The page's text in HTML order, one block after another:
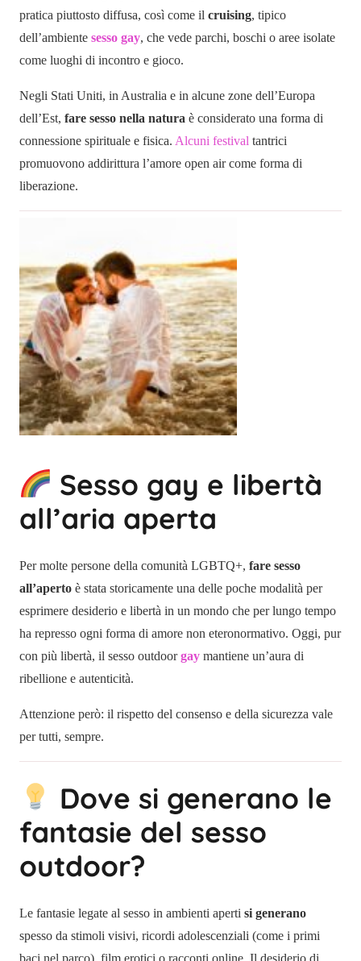
pratica piuttosto diffusa, così come il cruising, tipico
dell’ambiente sesso gay, che vede parchi, boschi o aree isolate
come luoghi di incontro e gioco.
Negli Stati Uniti, in Australia e in alcune zone dell’Europa
dell’Est, fare sesso nella natura è considerato una forma di
connessione spirituale e fisica. Alcuni festival tantrici
promuovono addirittura l’amore open air come forma di
liberazione.
Sesso gay e libertà
all’aria aperta
Per molte persone della comunità LGBTQ+, fare sesso
all’aperto è stata storicamente una delle poche modalità per
esprimere desiderio e libertà in un mondo che per lungo tempo
ha represso ogni forma di amore non eteronormativo. Oggi, pur
con più libertà, il sesso outdoor gay mantiene un’aura di
ribellione e autenticità.
Attenzione però: il rispetto del consenso e della sicurezza vale
per tutti, sempre.
Dove si generano le
fantasie del sesso
outdoor?
Le fantasie legate al sesso in ambienti aperti si generano
spesso da stimoli visivi, ricordi adolescenziali (come i primi
baci nel parco), film erotici o racconti online. Il desiderio di